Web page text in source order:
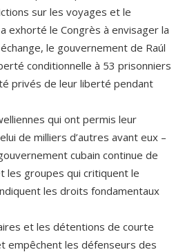
sur les voyages et le
exhorté le Congrès à envisager la
le gouvernement de Raúl
conditionnelle à 53 prisonniers
privés de leur liberté pendant
qui ont permis leur
de milliers d’autres avant eux –
cubain continue de
les groupes qui critiquent le
les droits fondamentaux
et les détentions de courte
empêchent les défenseurs des